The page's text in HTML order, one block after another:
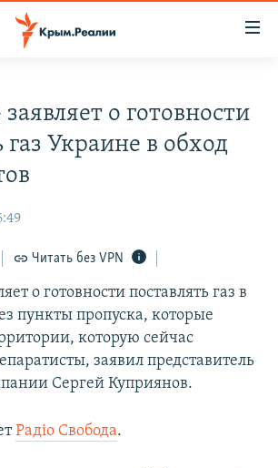
КРЫМА. 11 ИСТОРИЙ СОПРОТИВЛЕНИЯ
о готовности
газ Украине в обход
Читать без VPN
о готовности поставлять газ в
пункты пропуска, которые
которую сейчас
заявил представитель
Сергей Куприянов.
Радіо Свобода.